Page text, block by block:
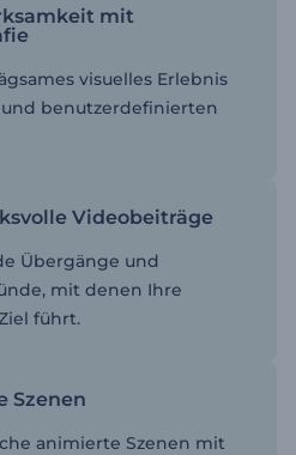
mit
visuelles Erlebnis
benutzerdefinierten
Videobeiträge
Übergänge und
mit denen Ihre
führt.
Szenen
animierte Szenen mit